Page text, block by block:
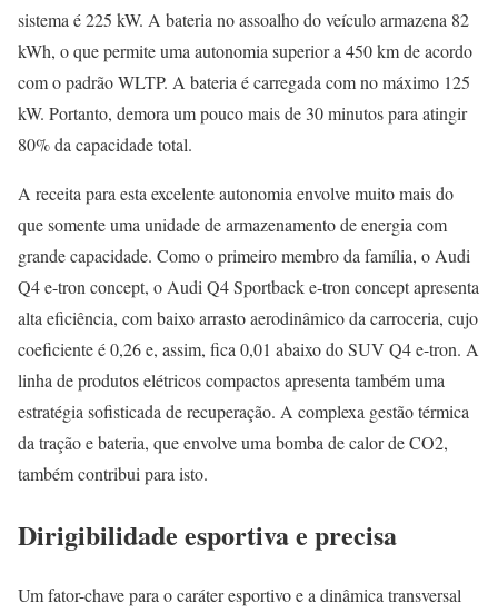
sistema é 225 kW. A bateria no assoalho do veículo armazena 82
kWh, o que permite uma autonomia superior a 450 km de acordo
com o padrão WLTP. A bateria é carregada com no máximo 125
kW. Portanto, demora um pouco mais de 30 minutos para atingir
80% da capacidade total.
A receita para esta excelente autonomia envolve muito mais do
que somente uma unidade de armazenamento de energia com
grande capacidade. Como o primeiro membro da família, o Audi
Q4 e-tron concept, o Audi Q4 Sportback e-tron concept apresenta
alta eficiência, com baixo arrasto aerodinâmico da carroceria, cujo
coeficiente é 0,26 e, assim, fica 0,01 abaixo do SUV Q4 e-tron. A
linha de produtos elétricos compactos apresenta também uma
estratégia sofisticada de recuperação. A complexa gestão térmica
da tração e bateria, que envolve uma bomba de calor de CO2,
também contribui para isto.
Dirigibilidade esportiva e precisa
Um fator-chave para o caráter esportivo e a dinâmica transversal